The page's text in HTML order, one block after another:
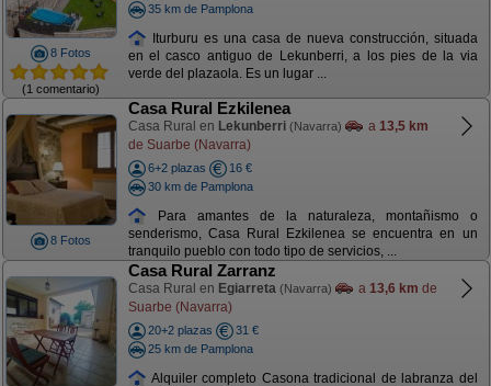
8 Fotos
(1 comentario)
35 km de Pamplona
Iturburu es una casa de nueva construcción, situada
en el casco antiguo de Lekunberri, a los pies de la via
verde del plazaola. Es un lugar ...
8 Fotos
Casa Rural Ezkilenea
Casa Rural en Lekunberri (Navarra) a 13,5 km
de Suarbe (Navarra)
6+2 plazas
16 €
30 km de Pamplona
Para amantes de la naturaleza, montañismo o
senderismo, Casa Rural Ezkilenea se encuentra en un
tranquilo pueblo con todo tipo de servicios, ...
Casa Rural Zarranz
Casa Rural en Egiarreta (Navarra) a 13,6 km de
Suarbe (Navarra)
20+2 plazas
31 €
25 km de Pamplona
Alquiler completo Casona tradicional de labranza del